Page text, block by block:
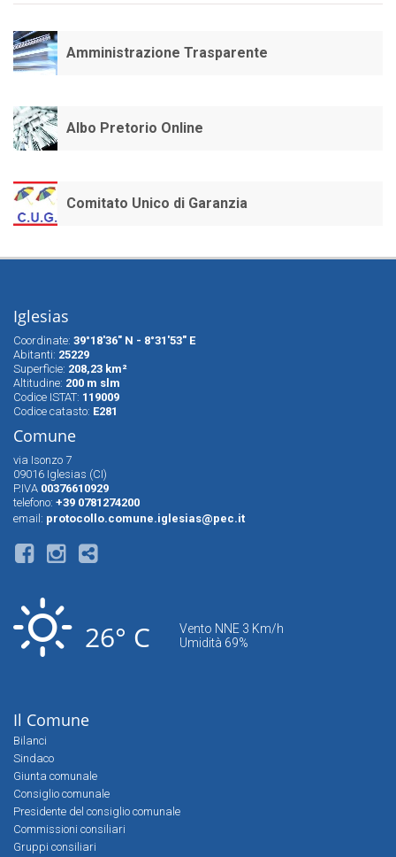
Amministrazione Trasparente
Albo Pretorio Online
Comitato Unico di Garanzia
Iglesias
Coordinate: 39°18'36" N - 8°31'53" E
Abitanti: 25229
Superfìcie: 208,23 km²
Altitudine: 200 m slm
Codice ISTAT: 119009
Codice catasto: E281
Comune
via Isonzo 7
09016 Iglesias (CI)
P.IVA 00376610929
telefono: +39 0781274200
email: protocollo.comune.iglesias@pec.it
26° C
Vento NNE 3 Km/h
Umidità 69%
Il Comune
Bilanci
Sindaco
Giunta comunale
Consiglio comunale
Presidente del consiglio comunale
Commissioni consiliari
Gruppi consiliari